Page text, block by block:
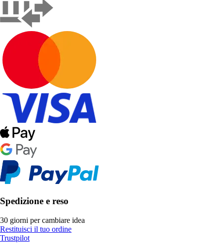
Spedizione e reso
30 giorni per cambiare idea
Restituisci il tuo ordine
Trustpilot